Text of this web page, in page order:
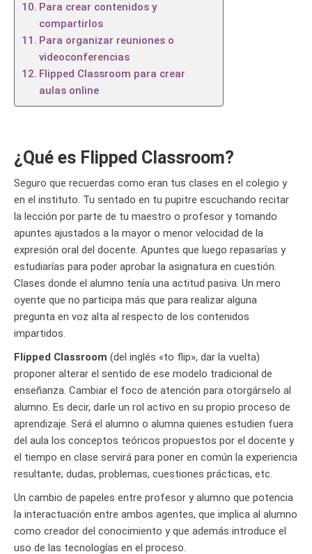
Para crear contenidos y
compartirlos
Para organizar reuniones o
videoconferencias
Flipped Classroom para crear
aulas online
¿Qué es Flipped Classroom?
Seguro que recuerdas como eran tus clases en el colegio y
en el instituto. Tu sentado en tu pupitre escuchando recitar
la lección por parte de tu maestro o profesor y tomando
apuntes ajustados a la mayor o menor velocidad de la
expresión oral del docente. Apuntes que luego repasarías y
estudiarías para poder aprobar la asignatura en cuestión.
Clases donde el alumno tenía una actitud pasiva. Un mero
oyente que no participa más que para realizar alguna
pregunta en voz alta al respecto de los contenidos
impartidos.
Flipped Classroom (del inglés «to flip», dar la vuelta)
proponer alterar el sentido de ese modelo tradicional de
enseñanza. Cambiar el foco de atención para otorgárselo al
alumno. Es decir, darle un rol activo en su propio proceso de
aprendizaje. Será el alumno o alumna quienes estudien fuera
del aula los conceptos teóricos propuestos por el docente y
el tiempo en clase servirá para poner en común la experiencia
resultante; dudas, problemas, cuestiones prácticas, etc.
Un cambio de papeles entre profesor y alumno que potencia
la interactuación entre ambos agentes, que implica al alumno
como creador del conocimiento y que además introduce el
uso de las tecnologías en el proceso.